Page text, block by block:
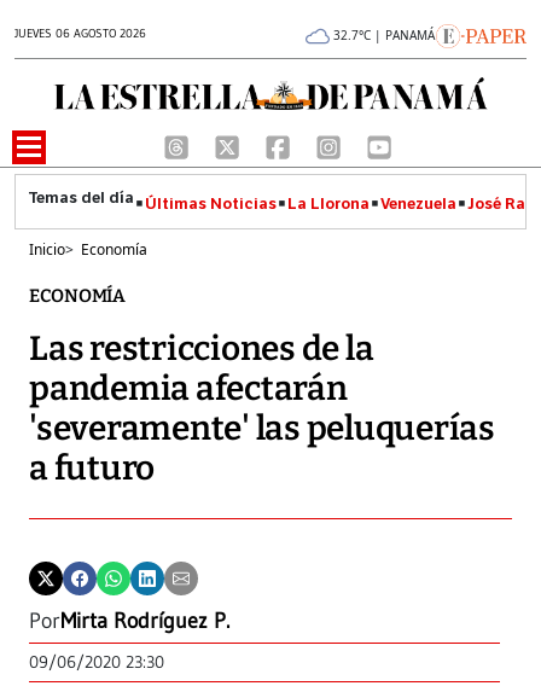
JUEVES 06 AGOSTO 2026 32.7°C | PANAMÁ
Últimas Noticias La Llorona Venezuela José
Inicio> Economía
ECONOMÍA
Las restricciones de la
pandemia afectarán
'severamente' las peluquerías
a futuro
PorMirta Rodríguez P.
09/06/2020 23:30